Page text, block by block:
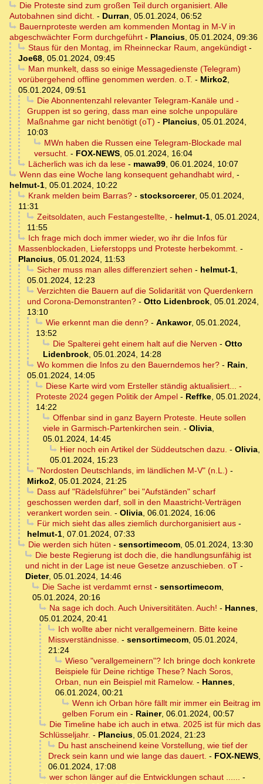
Die Proteste sind zum großen Teil durch organisiert. Alle
Autobahnen sind dicht. - Durran, 05.01.2024, 06:52
Bauernproteste werden am kommenden Montag in M-V in
abgeschwächter Form durchgeführt - Plancius, 05.01.2024, 09:36
Staus für den Montag, im Rheinneckar Raum, angekündigt-
Joe68, 05.01.2024, 09:45
Man munkelt, dass so einige Messagedienste (Telegram)
vorübergehend offline genommen werden. o.T. - Mirko2,
05.01.2024, 09:51
Die Abonnentenzahl relevanter Telegram-Kanäle und -
Gruppen ist so gering, dass man eine solche unpopuläre
Maßnahme gar nicht benötigt (oT) - Plancius, 05.01.2024,
10:03
MWn haben die Russen eine Telegram-Blockade mal
versucht. - FOX-NEWS, 05.01.2024, 16:04
Lächerlich was ich da lese- mawa99, 06.01.2024, 10:07
Wenn das eine Woche lang konsequent gehandhabt wird, -
helmut-1, 05.01.2024, 10:22
Krank melden beim Barras?- stocksorcerer, 05.01.2024,
11:31
Zeitsoldaten, auch Festangestellte, - helmut-1, 05.01.2024,
11:55
Ich frage mich doch immer wieder, wo ihr die Infos für
Massenblockaden, Lieferstopps und Proteste herbekommt. -
Plancius, 05.01.2024, 11:53
Sicher muss man alles differenziert sehen - helmut-1,
05.01.2024, 12:23
Verzichten die Bauern auf die Solidarität von Querdenkern
und Corona-Demonstranten? - Otto Lidenbrock, 05.01.2024,
13:10
Wie erkennt man die denn?- Ankawor, 05.01.2024,
13:52
Die Spalterei geht einem halt auf die Nerven - Otto
Lidenbrock, 05.01.2024, 14:28
Wo kommen die Infos zu den Bauerndemos her?- Rain,
05.01.2024, 14:05
Diese Karte wird vom Ersteller ständig aktualisiert... -
Proteste 2024 gegen Politik der Ampel - Reffke, 05.01.2024,
14:22
Offenbar sind in ganz Bayern Proteste. Heute sollen
viele in Garmisch-Partenkirchen sein. - Olivia,
05.01.2024, 14:45
Hier noch ein Artikel der Süddeutschen dazu. - Olivia,
05.01.2024, 15:23
"Nordosten Deutschlands, im ländlichen M-V" (n.L.) -
Mirko2, 05.01.2024, 21:25
Dass auf "Rädelsführer" bei "Aufständen" scharf
geschossen werden darf, soll in den Maastricht-Verträgen
verankert worden sein. - Olivia, 06.01.2024, 16:06
Für mich sieht das alles ziemlich durchorganisiert aus-
helmut-1, 07.01.2024, 07:33
Die werden sich hüten - sensortimecom, 05.01.2024, 13:30
Die beste Regierung ist doch die, die handlungsunfähig ist
und nicht in der Lage ist neue Gesetze anzuschieben. oT -
Dieter, 05.01.2024, 14:46
Die Sache ist verdammt ernst- sensortimecom,
05.01.2024, 20:16
Na sage ich doch. Auch Universititäten. Auch! - Hannes,
05.01.2024, 20:41
Ich wollte aber nicht verallgemeinern. Bitte keine
Missverständnisse. - sensortimecom, 05.01.2024,
21:24
Wieso "verallgemeinern"? Ich bringe doch konkrete
Beispiele für Deine richtige These? Nach Soros,
Orban, nun ein Beispiel mit Ramelow. - Hannes,
06.01.2024, 00:21
Wenn ich Orban höre fällt mir immer ein Beitrag im
gelben Forum ein - Rainer, 06.01.2024, 00:57
Die Timeline habe ich auch in etwa. 2025 ist für mich das
Schlüsseljahr. - Plancius, 05.01.2024, 21:23
Du hast anscheinend keine Vorstellung, wie tief der
Dreck sein kann und wie lange das dauert. - FOX-NEWS,
06.01.2024, 17:08
wer schon länger auf die Entwicklungen schaut ...... -